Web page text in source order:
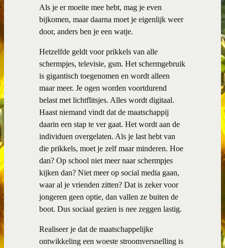
Als je er moeite mee hebt, mag je even
bijkomen, maar daarna moet je eigenlijk weer
door, anders ben je een watje.
Hetzelfde geldt voor prikkels van alle
schermpjes, televisie, gsm. Het schermgebruik
is gigantisch toegenomen en wordt alleen
maar meer. Je ogen worden voortdurend
belast met lichtflitsjes. Alles wordt digitaal.
Haast niemand vindt dat de maatschappij
daarin een stap te ver gaat. Het wordt aan de
individuen overgelaten. Als je last hebt van
die prikkels, moet je zelf maar minderen. Hoe
dan? Op school niet meer naar schermpjes
kijken dan? Niet meer op social media gaan,
waar al je vrienden zitten? Dat is zeker voor
jongeren geen optie, dan vallen ze buiten de
boot. Dus sociaal gezien is nee zeggen lastig.
Realiseer je dat de maatschappelijke
ontwikkeling een woeste stroomversnelling is